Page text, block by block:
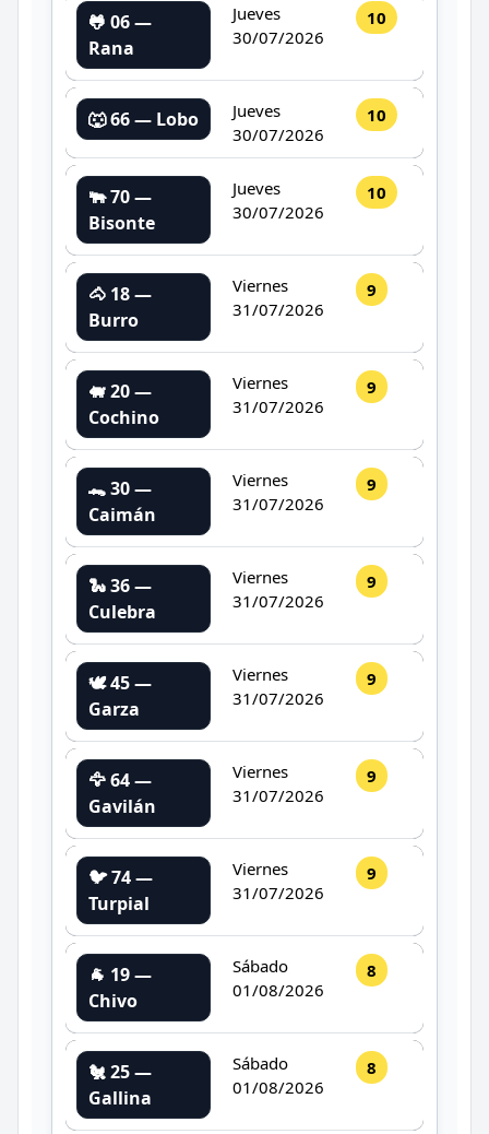
🐸 06 —
Rana
Jueves
30/07/2026
10
🐺 66 — Lobo
Jueves
30/07/2026
10
🐃 70 —
Bisonte
Jueves
30/07/2026
10
🐴 18 —
Burro
Viernes
31/07/2026
9
🐖 20 —
Cochino
Viernes
31/07/2026
9
🐊 30 —
Caimán
Viernes
31/07/2026
9
🐍 36 —
Culebra
Viernes
31/07/2026
9
🕊️ 45 —
Garza
Viernes
31/07/2026
9
🦅 64 —
Gavilán
Viernes
31/07/2026
9
🐦 74 —
Turpial
Viernes
31/07/2026
9
🐐 19 —
Chivo
Sábado
01/08/2026
8
🐔 25 —
Gallina
Sábado
01/08/2026
8